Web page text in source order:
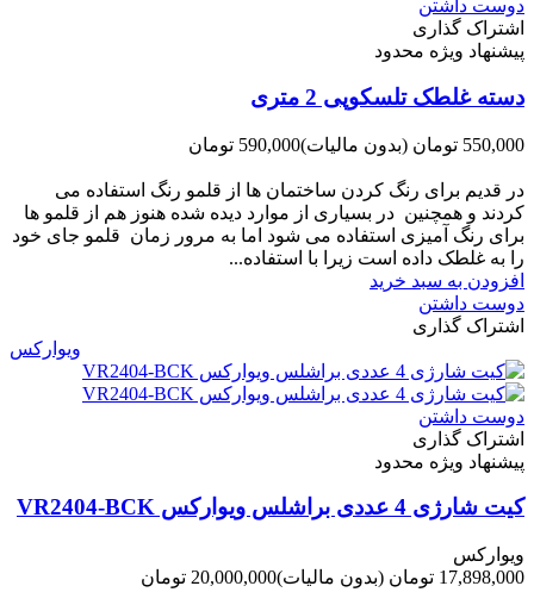
دوست داشتن
اشتراک گذاری
پیشنهاد ویژه محدود
دسته غلطک تلسکوپی 2 متری
550,000 تومان (بدون مالیات)590,000 تومان
در قدیم برای رنگ کردن ساختمان ها از قلمو رنگ استفاده می
کردند و همچنین در بسیاری از موارد دیده شده هنوز هم از قلمو ها
برای رنگ آمیزی استفاده می شود اما به مرور زمان قلمو جای خود
را به غلطک داده است زیرا با استفاده...
افزودن به سبد خرید
دوست داشتن
اشتراک گذاری
ویوارکس
دوست داشتن
اشتراک گذاری
پیشنهاد ویژه محدود
کیت شارژی 4 عددی براشلس ویوارکس VR2404-BCK
ویوارکس
17,898,000 تومان
(بدون مالیات)20,000,000 تومان